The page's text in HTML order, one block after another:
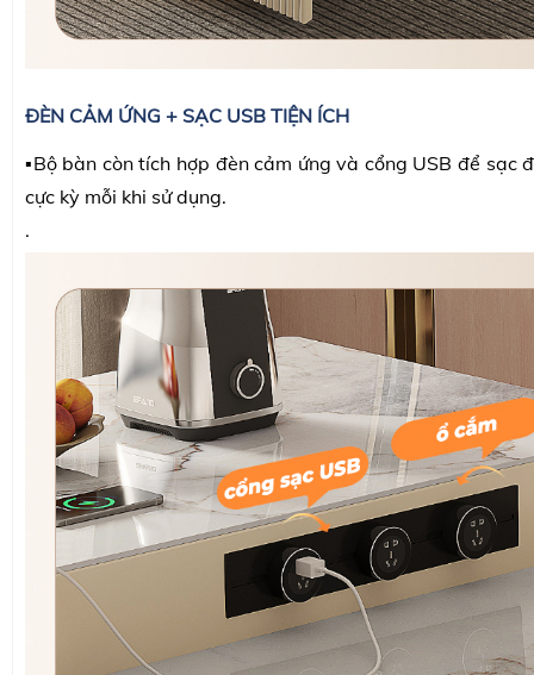
ĐÈN CẢM ỨNG + SẠC USB TIỆN ÍCH
▪️Bộ bàn còn tích hợp đèn cảm ứng và cổng USB để sạc
cực kỳ mỗi khi sử dụng.
.